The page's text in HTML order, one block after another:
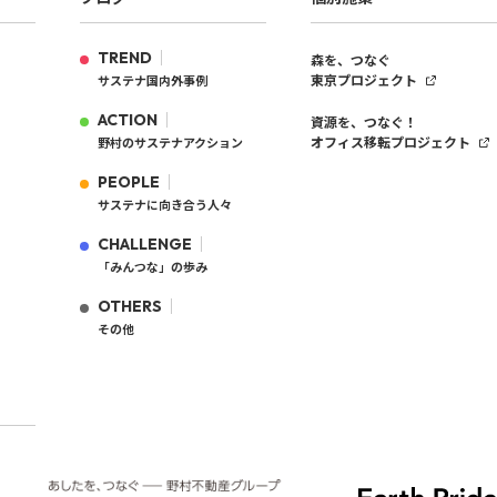
TREND
サステナ国内外事例
ACTION
野村のサステナアクション
PEOPLE
サステナに向き合う人々
CHALLENGE
「みんつな」の歩み
OTHERS
その他
森を、つなぐ
東京プロジェクト
資源を、つなぐ！
オフィス移転プロジェクト